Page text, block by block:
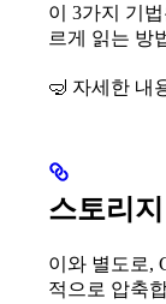
이 3가지 기
르게 읽는 방
🤿 자세한 내
스토리
이와 별도로,
적으로 압축